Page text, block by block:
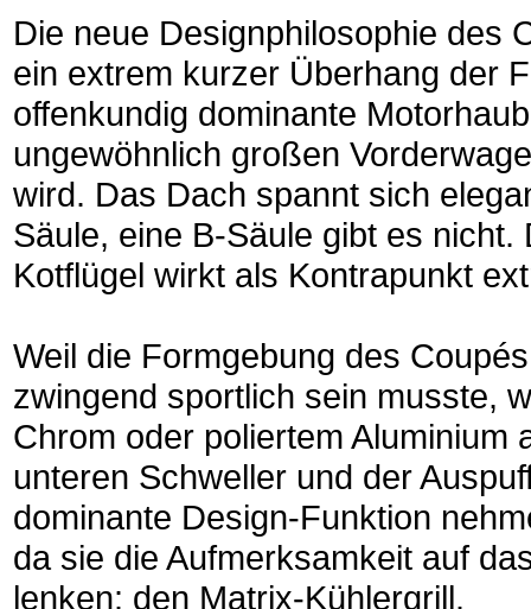
Die neue Designphilosophie des
ein extrem kurzer Überhang der
offenkundig dominante
ungewöhnlich großen
wird. Das Dach spannt sich
Säule, eine B-Säule gibt es nicht.
Kotflügel wirkt als Kontrapunkt
Weil die Formgebung des
zwingend sportlich sein musste,
Chrom oder poliertem Aluminium
unteren Schweller und der
dominante Design-Funktion
da sie die Aufmerksamkeit auf
lenken: den Matrix-Kühlergrill.